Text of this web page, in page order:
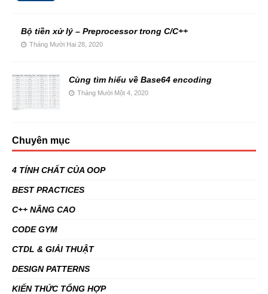
Bộ tiền xử lý – Preprocessor trong C/C++
Tháng Mười Hai 28, 2020
Cùng tìm hiểu về Base64 encoding
Tháng Mười Một 4, 2020
Chuyên mục
4 TÍNH CHẤT CỦA OOP
BEST PRACTICES
C++ NÂNG CAO
CODE GYM
CTDL & GIẢI THUẬT
DESIGN PATTERNS
KIẾN THỨC TỔNG HỢP